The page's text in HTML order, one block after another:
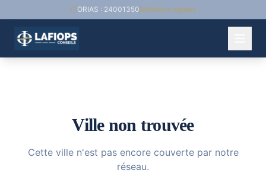
ORIAS : 24001350Mentions légales
Ville non trouvée
Cette ville n'est pas encore couverte par notre
réseau.